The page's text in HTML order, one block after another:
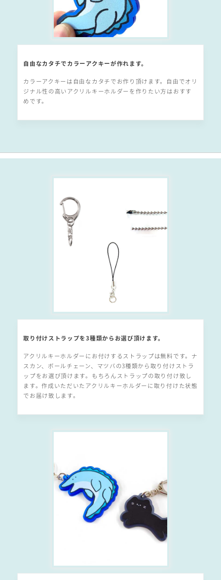
自由なカタチでカラーアクキーが作れます。
カラーアクキーは自由なカタチでお作り頂けます。自由でオリ
ジナル性の高いアクリルキーホルダーを作りたい方はおすす
めです。
取り付けストラップを3種類からお選び頂けます。
アクリルキーホルダーにお付けするストラップは無料です。ナ
スカン、ボールチェーン、マツバの3種類から取り付けストラ
ップをお選び頂けます。もちろんストラップの取り付け致し
ます。作成いただいたアクリルキーホルダーに取り付けた状態
でお届け致します。